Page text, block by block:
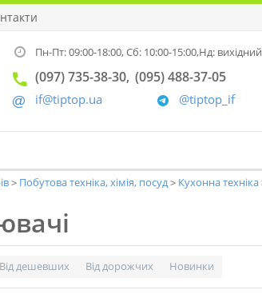
Пн-Пт: 09:00-18:00,Сб: 10:00-15:00,Нд: вихідний
(097) 735-38-30 (095) 488-37-05
@tiptop_if
if@tiptop.ua
Побутова техніка, хімія, посуд Кухонна техніка
Від дешевших Від дорожчих Новинки